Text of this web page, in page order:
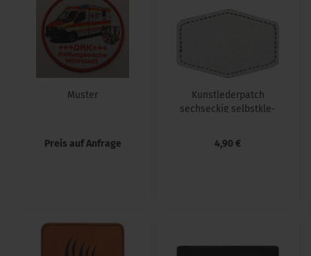
Mus­ter
Preis auf Anfrage
Kunst­le­der­patch
sechs­eckig selbst­kle­
4,90 €